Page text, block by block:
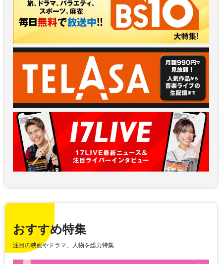
おすすめ特集
注目の映画やドラマ、人物を総力特集